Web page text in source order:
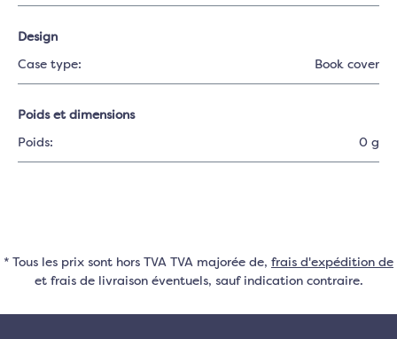
Design
Case type: Book cover
Poids et dimensions
Poids: 0 g
* Tous les prix sont hors TVA TVA majorée de, frais d'expédition de
et frais de livraison éventuels, sauf indication contraire.